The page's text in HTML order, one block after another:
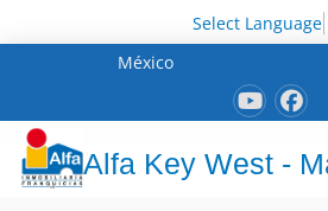
Select Language
México
Alfa Key West -